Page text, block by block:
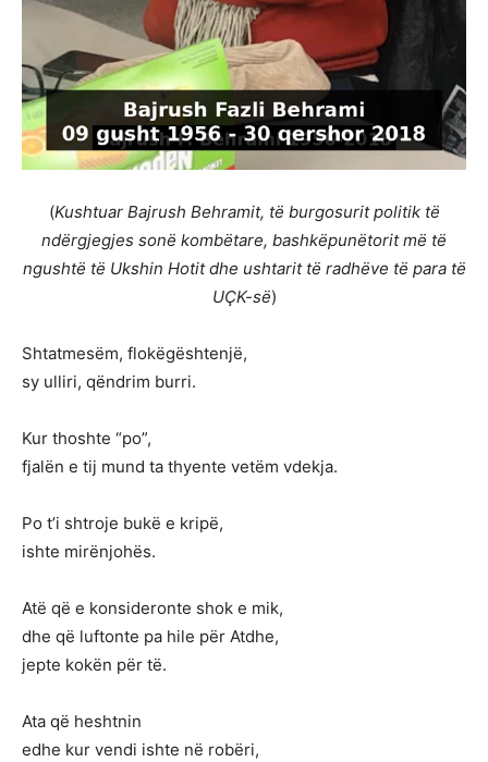
(Kushtuar Bajrush Behramit, të burgosurit politik të
ndërgjegjes sonë kombëtare, bashkëpunëtorit më të
ngushtë të Ukshin Hotit dhe ushtarit të radhëve të para të
UÇK-së)
Shtatmesëm, flokëgështenjë,
sy ulliri, qëndrim burri.
Kur thoshte “po”,
fjalën e tij mund ta thyente vetëm vdekja.
Po t’i shtroje bukë e kripë,
ishte mirënjohës.
Atë që e konsideronte shok e mik,
dhe që luftonte pa hile për Atdhe,
jepte kokën për të.
Ata që heshtnin
edhe kur vendi ishte në robëri,